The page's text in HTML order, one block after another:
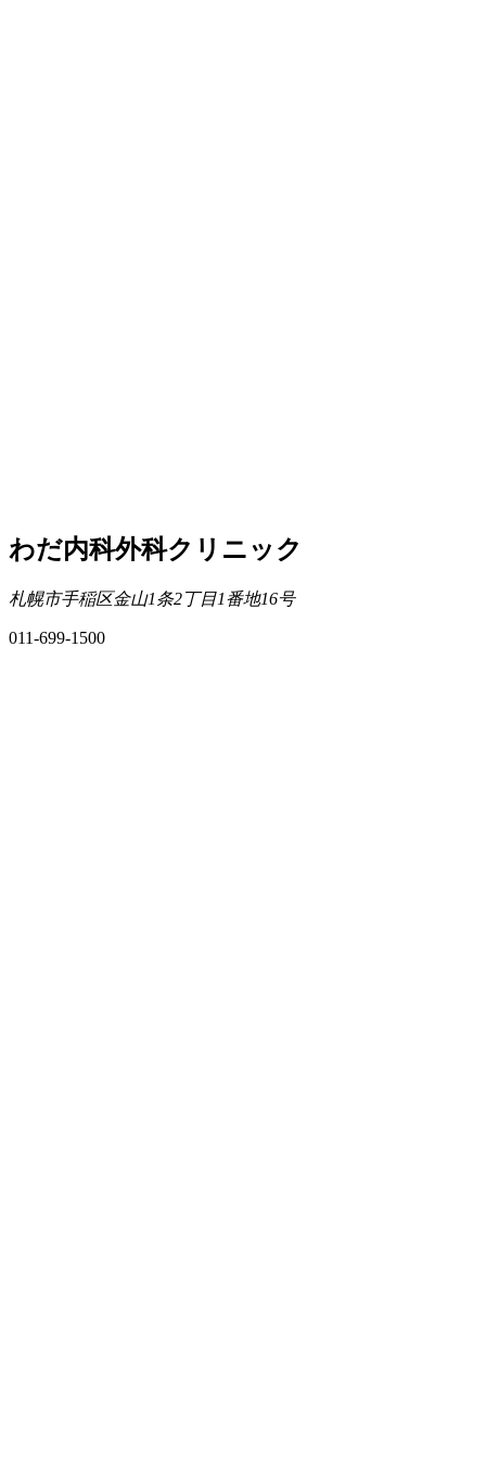
わだ内科外科クリニック
札幌市手稲区金山1条2丁目1番地16号
011-699-1500